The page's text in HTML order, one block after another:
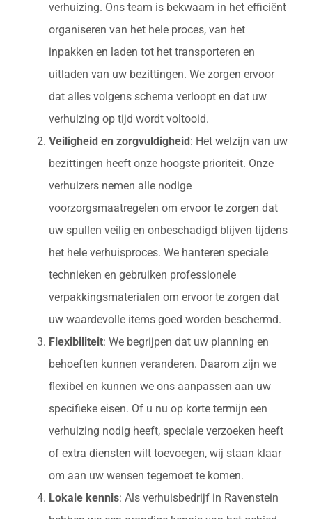
verhuizing. Ons team is bekwaam in het efficiënt
organiseren van het hele proces, van het
inpakken en laden tot het transporteren en
uitladen van uw bezittingen. We zorgen ervoor
dat alles volgens schema verloopt en dat uw
verhuizing op tijd wordt voltooid.
Veiligheid en zorgvuldigheid : Het welzijn van uw
bezittingen heeft onze hoogste prioriteit. Onze
verhuizers nemen alle nodige
voorzorgsmaatregelen om ervoor te zorgen dat
uw spullen veilig en onbeschadigd blijven tijdens
het hele verhuisproces. We hanteren speciale
technieken en gebruiken professionele
verpakkingsmaterialen om ervoor te zorgen dat
uw waardevolle items goed worden beschermd.
Flexibiliteit: We begrijpen dat uw planning en
behoeften kunnen veranderen. Daarom zijn we
flexibel en kunnen we ons aanpassen aan uw
specifieke eisen. Of u nu op korte termijn een
verhuizing nodig heeft, speciale verzoeken heeft
of extra diensten wilt toevoegen, wij staan klaar
om aan uw wensen tegemoet te komen.
Lokale kennis: Als verhuisbedrijf in Ravenstein